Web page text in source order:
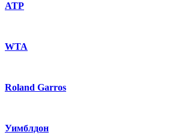
ATP
WTA
Roland Garros
Уимблдон